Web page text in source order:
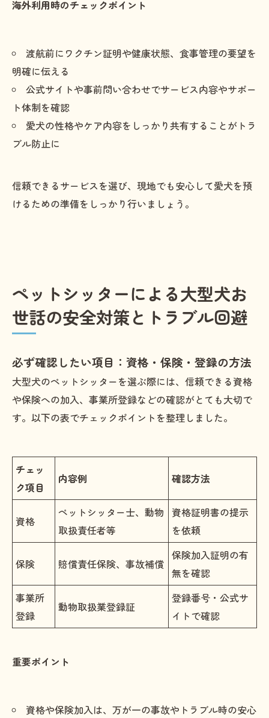
海外利用時のチェックポイント
渡航前にワクチン証明や健康状態、食事管理の要望を
明確に伝える
公式サイトや事前問い合わせでサービス内容やサポー
ト体制を確認
愛犬の性格やケア内容をしっかり共有することがトラ
ブル防止に
信頼できるサービスを選び、現地でも安心して愛犬を預
けるための準備をしっかり行いましょう。
ペットシッターによる大型犬お
世話の安全対策とトラブル回避
必ず確認したい項目：資格・保険・登録の方法
大型犬のペットシッターを選ぶ際には、信頼できる資格
や保険への加入、事業所登録などの確認がとても大切で
す。以下の表でチェックポイントを整理しました。
チェッ
ク項目
内容例 確認方法
資格
ペットシッター士、動物
取扱責任者等
資格証明書の提示
を依頼
保険 賠償責任保険、事故補償
保険加入証明の有
無を確認
事業所
登録
動物取扱業登録証
登録番号・公式サ
イトで確認
重要ポイント
資格や保険加入は、万が一の事故やトラブル時の安心